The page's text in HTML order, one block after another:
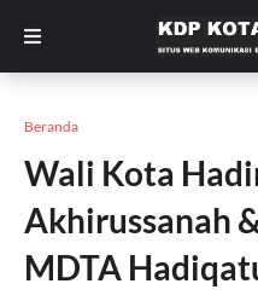
Beranda
Wali Kota
Akhirussanah
MDTA